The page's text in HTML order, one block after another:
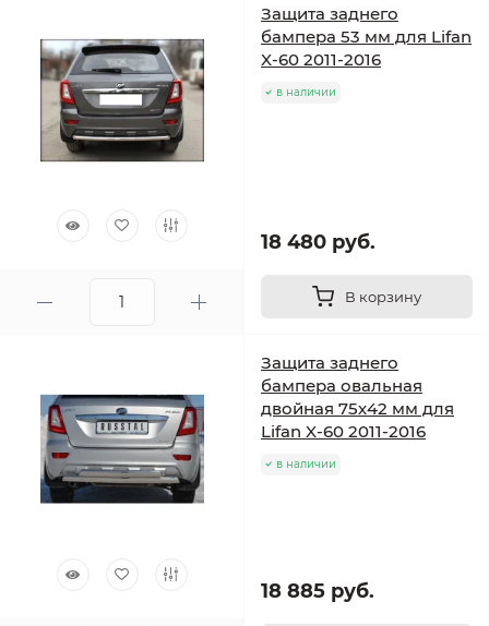
Защита заднего
бампера 53 мм для Lifan
X-60 2011-2016
в наличии
18 480 руб.
В корзину
Защита заднего
бампера овальная
двойная 75х42 мм для
Lifan X-60 2011-2016
в наличии
18 885 руб.